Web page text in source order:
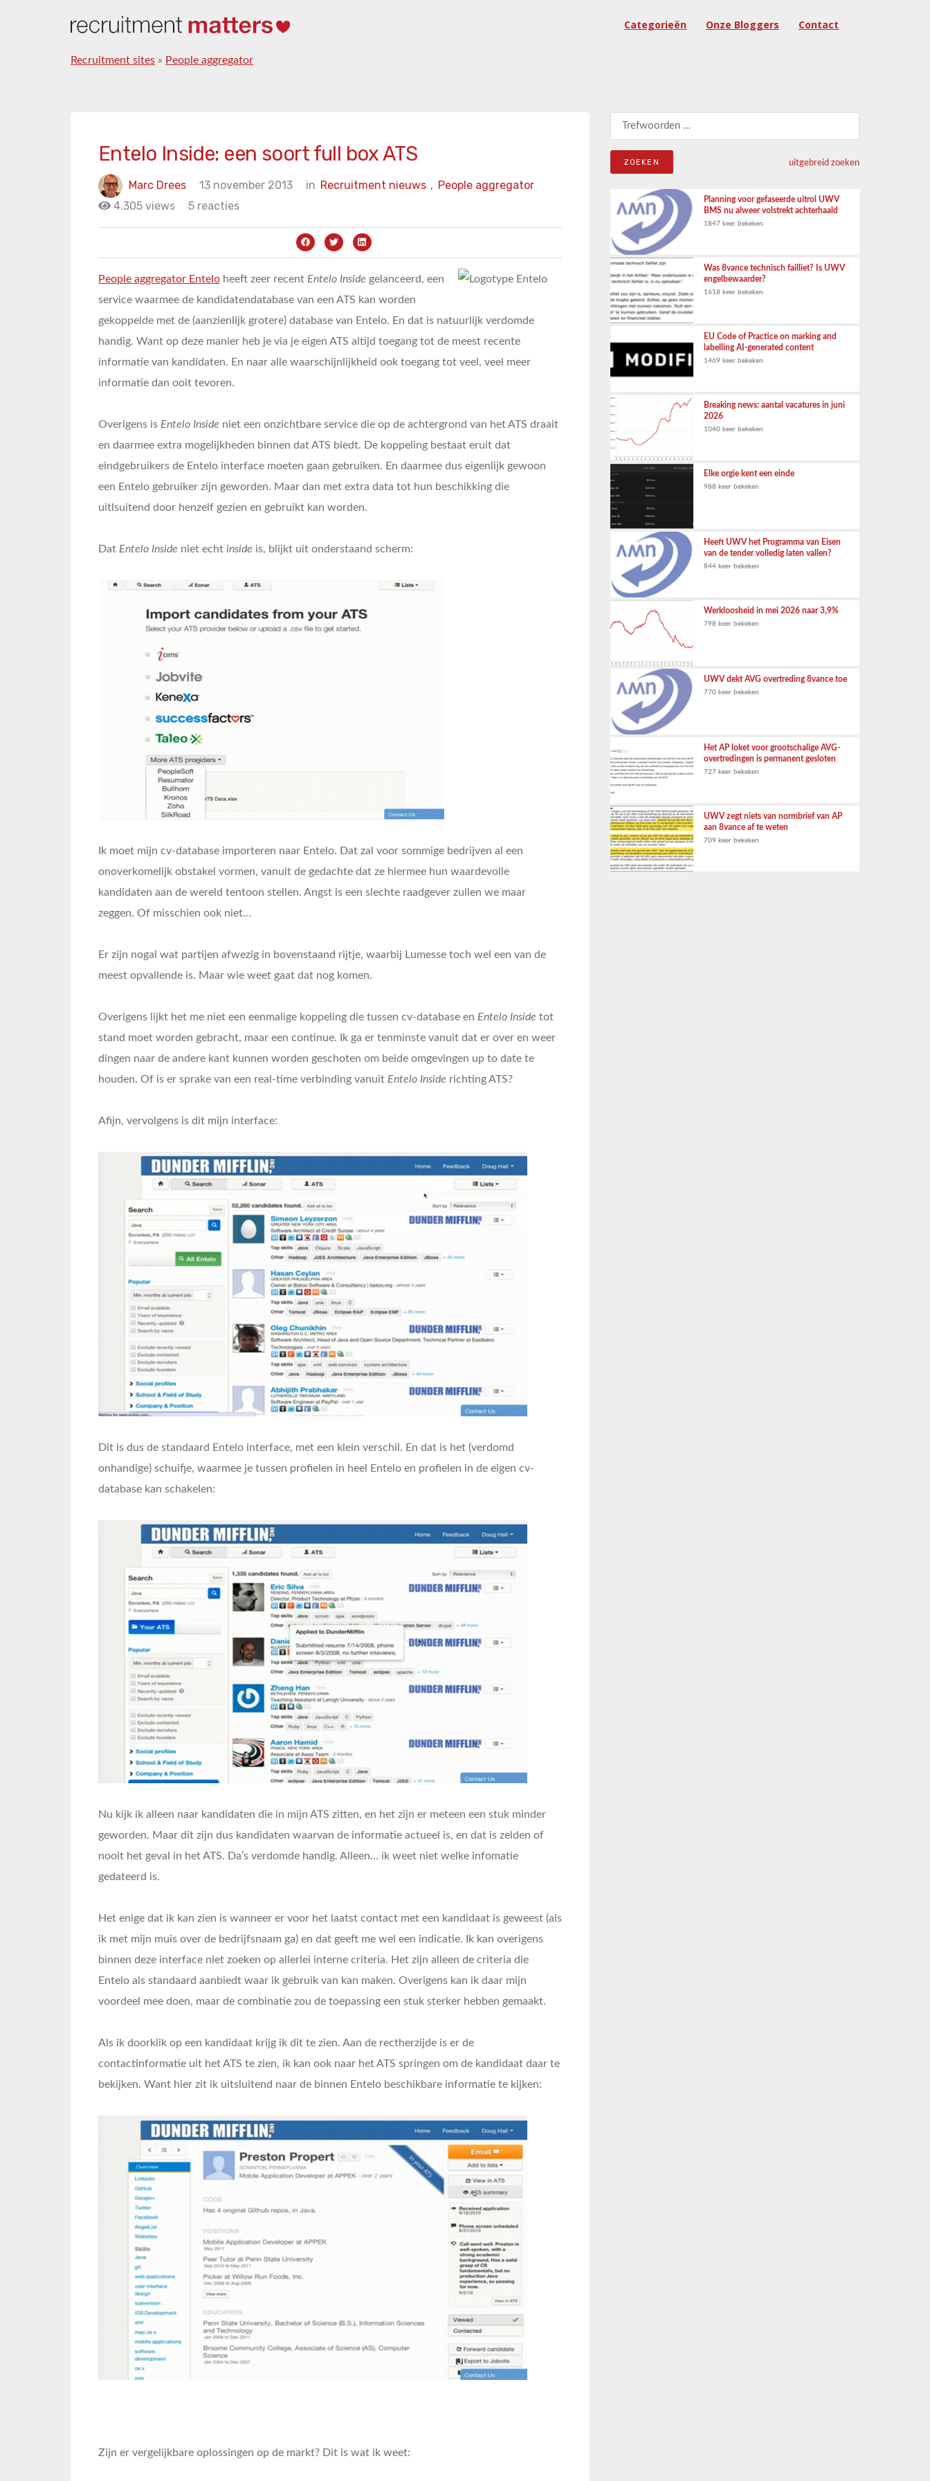
Categorieën Onze Bloggers Contact
Recruitment sites » People aggregator
Entelo Inside: een soort full box ATS
Marc Drees 13 november 2013 in People aggregator
Recruitment nieuws ,
4.305 views
5 reacties
People aggregator Entelo heeft zeer recent Entelo Inside gelanceerd, een
service waarmee de kandidatendatabase van een ATS kan worden
gekoppelde met de (aanzienlijk grotere) database van Entelo. En dat is natuurlijk verdomde
handig. Want op deze manier heb je via je eigen ATS altijd toegang tot de meest recente
informatie van kandidaten. En naar alle waarschijnlijkheid ook toegang tot veel, veel meer
informatie dan ooit tevoren.
Overigens is Entelo Inside niet een onzichtbare service die op de achtergrond van het ATS draait
en daarmee extra mogelijkheden binnen dat ATS biedt. De koppeling bestaat eruit dat
eindgebruikers de Entelo interface moeten gaan gebruiken. En daarmee dus eigenlijk gewoon
een Entelo gebruiker zijn geworden. Maar dan met extra data tot hun beschikking die
uitlsuitend door henzelf gezien en gebruikt kan worden.
Dat Entelo Inside niet echt inside is, blijkt uit onderstaand scherm:
Ik moet mijn cv-database importeren naar Entelo. Dat zal voor sommige bedrijven al een
onoverkomelijk obstakel vormen, vanuit de gedachte dat ze hiermee hun waardevolle
kandidaten aan de wereld tentoon stellen. Angst is een slechte raadgever zullen we maar
zeggen. Of misschien ook niet…
Er zijn nogal wat partijen afwezig in bovenstaand rijtje, waarbij Lumesse toch wel een van de
meest opvallende is. Maar wie weet gaat dat nog komen.
Overigens lijkt het me niet een eenmalige koppeling die tussen cv-database en Entelo Inside tot
stand moet worden gebracht, maar een continue. Ik ga er tenminste vanuit dat er over en weer
dingen naar de andere kant kunnen worden geschoten om beide omgevingen up to date te
houden. Of is er sprake van een real-time verbinding vanuit Entelo Inside richting ATS?
Afijn, vervolgens is dit mijn interface:
Dit is dus de standaard Entelo interface, met een klein verschil. En dat is het (verdomd
onhandige) schuifje, waarmee je tussen profielen in heel Entelo en profielen in de eigen cv-
database kan schakelen:
Nu kijk ik alleen naar kandidaten die in mijn ATS zitten, en het zijn er meteen een stuk minder
geworden. Maar dit zijn dus kandidaten waarvan de informatie actueel is, en dat is zelden of
nooit het geval in het ATS. Da’s verdomde handig. Alleen… ik weet niet welke infomatie
gedateerd is.
Het enige dat ik kan zien is wanneer er voor het laatst contact met een kandidaat is geweest (als
ik met mijn muis over de bedrijfsnaam ga) en dat geeft me wel een indicatie. Ik kan overigens
binnen deze interface niet zoeken op allerlei interne criteria. Het zijn alleen de criteria die
Entelo als standaard aanbiedt waar ik gebruik van kan maken. Overigens kan ik daar mijn
voordeel mee doen, maar de combinatie zou de toepassing een stuk sterker hebben gemaakt.
Als ik doorklik op een kandidaat krijg ik dit te zien. Aan de rectherzijde is er de
contactinformatie uit het ATS te zien, ik kan ook naar het ATS springen om de kandidaat daar te
bekijken. Want hier zit ik uitsluitend naar de binnen Entelo beschikbare informatie te kijken:
Zijn er vergelijkbare oplossingen op de markt? Dit is wat ik weet:
Zoeken naar:
uitgebreid zoeken
Planning voor gefaseerde uitrol UWV
BMS nu alweer volstrekt achterhaald
1847 keer bekeken
Was 8vance technisch failliet? Is UWV
engelbewaarder?
1618 keer bekeken
EU Code of Practice on marking and
labelling AI-generated content
1469 keer bekeken
Breaking news: aantal vacatures in juni
2026
1040 keer bekeken
Elke orgie kent een einde
988 keer bekeken
Heeft UWV het Programma van Eisen
van de tender volledig laten vallen?
844 keer bekeken
Werkloosheid in mei 2026 naar 3,9%
798 keer bekeken
UWV dekt AVG overtreding 8vance toe
770 keer bekeken
Het AP loket voor grootschalige AVG-
overtredingen is permanent gesloten
727 keer bekeken
UWV zegt niets van normbrief van AP
aan 8vance af te weten
709 keer bekeken